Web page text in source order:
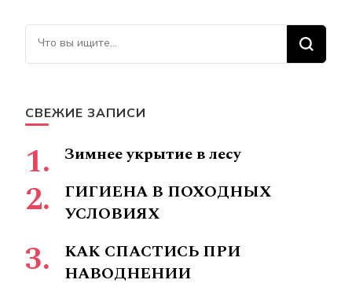
Ищите
что-
СВЕЖИЕ ЗАПИСИ
Зимнее укрытие в лесу
ГИГИЕНА В ПОХОДНЫХ
УСЛОВИЯХ
КАК СПАСТИСЬ ПРИ
НАВОДНЕНИИ